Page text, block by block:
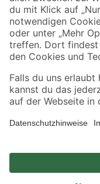
Jetzt die toom-App
Alle Preisangaben in EUR inkl.
Umständen nicht in allen Märkten
Produkte nur solange der Vorrat
*Paketversand ab 59 €
Nutzungsbedingungen